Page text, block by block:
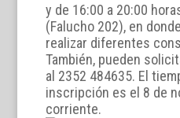
y de 16:00 a 20:00
(Falucho 202), en
realizar diferentes
También, pueden
al 2352 484635. El
inscripción es el 8 de
corriente.